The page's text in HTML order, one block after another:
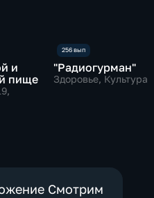
и
пище
,
"Радиогурман"
Здоровье, Культура
Смотрим